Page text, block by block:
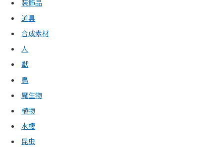
装飾品
道具
合成素材
人
獣
鳥
魔生物
植物
水棲
昆虫